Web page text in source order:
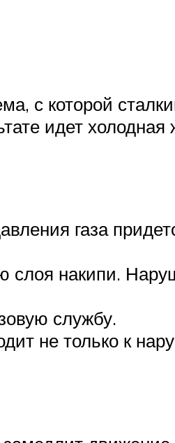
с которой
идет холодная
газа
слоя накипи.
службу.
не только к